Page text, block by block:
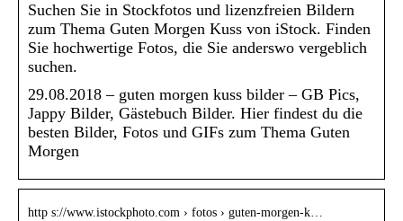
Suchen Sie in Stockfotos und lizenzfreien Bildern
zum Thema Guten Morgen Kuss von iStock. Finden
Sie hochwertige Fotos, die Sie anderswo vergeblich
suchen.
29.08.2018 – guten morgen kuss bilder – GB Pics,
Jappy Bilder, Gästebuch Bilder. Hier findest du die
besten Bilder, Fotos und GIFs zum Thema Guten
Morgen
http s://www.istockphoto.com › fotos › guten-morgen-k…